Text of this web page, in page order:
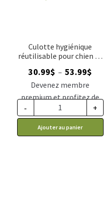
Culotte hygiénique
réutilisable pour chien et
30.99$ – 53.99$
prix :
30.99$
à
Devenez membre
premium et profitez de
ce prix rabais : 25.57$ CA
- +
Ajouter au panier